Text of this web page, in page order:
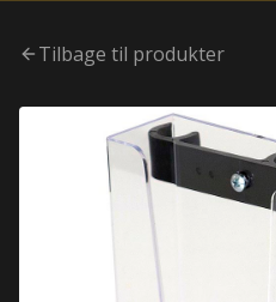
Tilbage til produkter